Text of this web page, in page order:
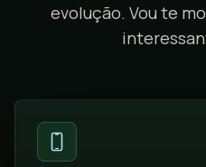
evolução. Vou te